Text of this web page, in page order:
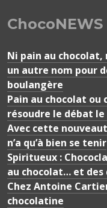
ChocoNEWS
Ni pain au chocolat,
un autre nom pour
boulangère
Pain au chocolat
résoudre le débat
Avec cette
n’a qu’à bien se tenir
Spiritueux :
au chocolat… et des
Chez Antoine
chocolatine